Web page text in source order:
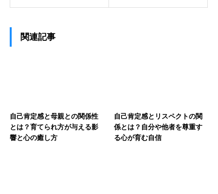
関連記事
自己肯定感と母親との関係性
とは？育てられ方が与える影
響と心の癒し方
自己肯定感とリスペクトの関
係とは？自分や他者を尊重す
る心が育む自信